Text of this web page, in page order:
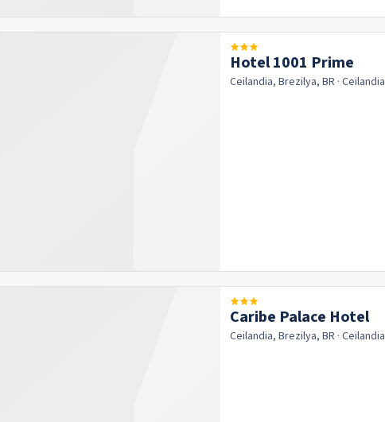
Hotel 1001 Prime
Ceilandia, Brezilya, BR · Ceilandia
Caribe Palace Hotel
Ceilandia, Brezilya, BR · Ceilandia